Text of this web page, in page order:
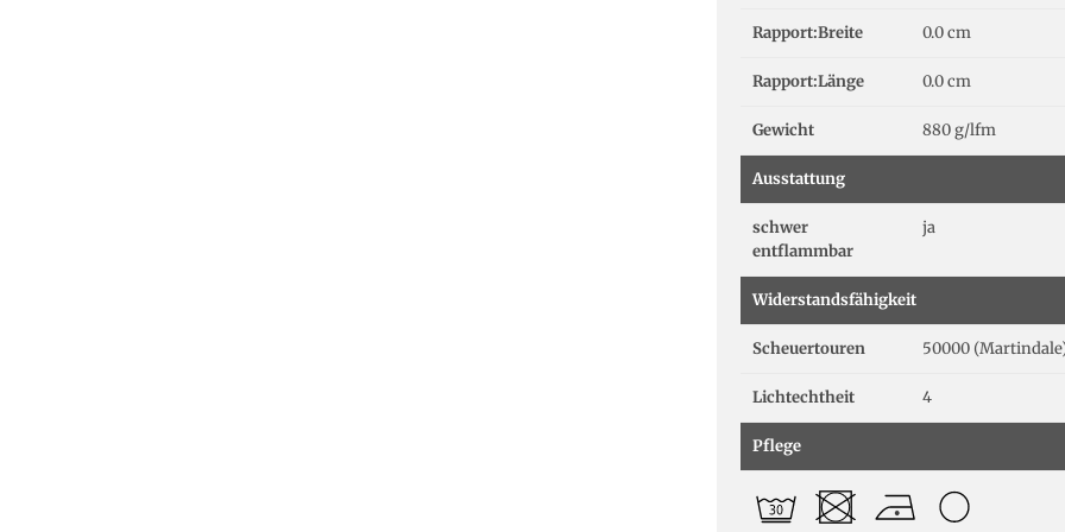
Rapport:Breite 0.0 cm
Rapport:Länge 0.0 cm
Gewicht 880 g/lfm
Ausstattung
schwer
entflammbar
ja
Widerstandsfähigkeit
Scheuertouren 50000
Lichtechtheit 4
Pflege